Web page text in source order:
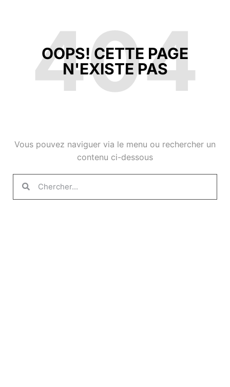
404
OOPS! CETTE PAGE
N'EXISTE PAS
Vous pouvez naviguer via le menu ou rechercher un
contenu ci-dessous